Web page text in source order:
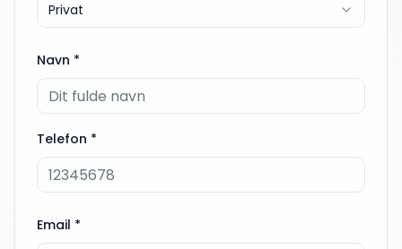
Privat
Navn *
Telefon *
Email *